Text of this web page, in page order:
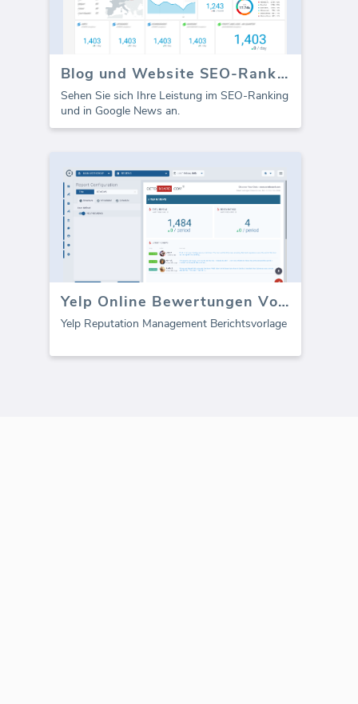
Blog und Website SEO-Rank-Tracker
Sehen Sie sich Ihre Leistung im SEO-Ranking
und in Google News an.
Yelp Online Bewertungen Vorlage (Bericht)
Yelp Reputation Management Berichtsvorlage